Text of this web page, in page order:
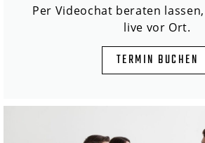
Per Videochat beraten
live vor Ort.
TERMIN BUCHEN